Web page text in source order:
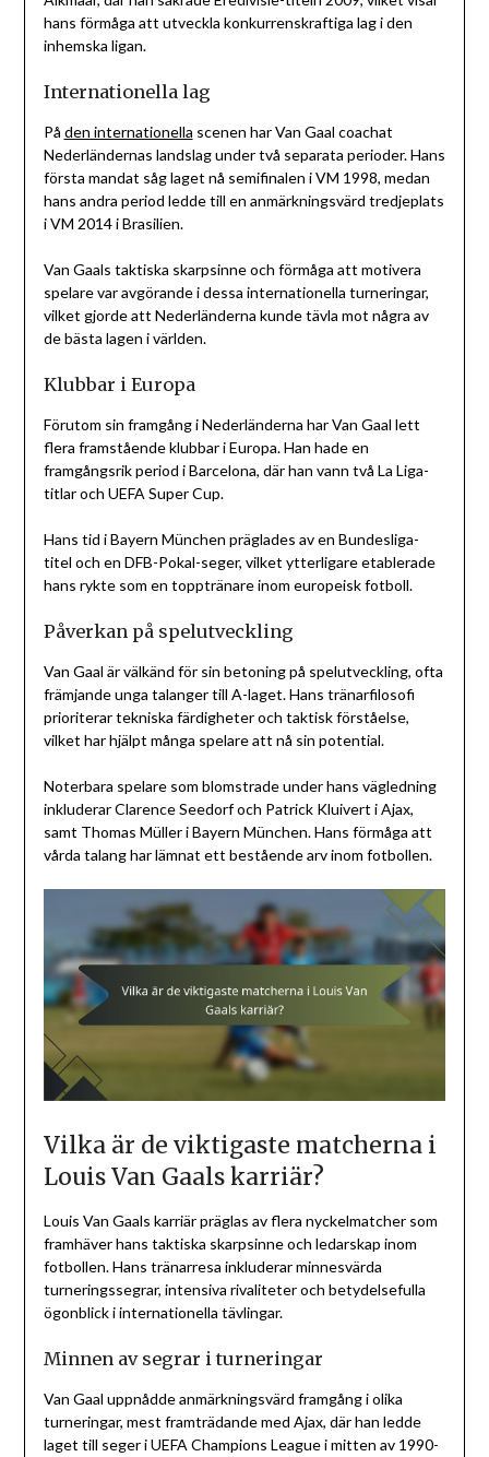
hans förmåga att utveckla konkurrenskraftiga lag i den
inhemska ligan.
Internationella lag
På den internationella scenen har Van Gaal coachat
Nederländernas landslag under två separata perioder. Hans
första mandat såg laget nå semifinalen i VM 1998, medan
hans andra period ledde till en anmärkningsvärd tredjeplats
i VM 2014 i Brasilien.
Van Gaals taktiska skarpsinne och förmåga att motivera
spelare var avgörande i dessa internationella turneringar,
vilket gjorde att Nederländerna kunde tävla mot några av
de bästa lagen i världen.
Klubbar i Europa
Förutom sin framgång i Nederländerna har Van Gaal lett
flera framstående klubbar i Europa. Han hade en
framgångsrik period i Barcelona, där han vann två La Liga-
titlar och UEFA Super Cup.
Hans tid i Bayern München präglades av en Bundesliga-
titel och en DFB-Pokal-seger, vilket ytterligare etablerade
hans rykte som en topptränare inom europeisk fotboll.
Påverkan på spelutveckling
Van Gaal är välkänd för sin betoning på spelutveckling, ofta
främjande unga talanger till A-laget. Hans tränarfilosofi
prioriterar tekniska färdigheter och taktisk förståelse,
vilket har hjälpt många spelare att nå sin potential.
Noterbara spelare som blomstrade under hans vägledning
inkluderar Clarence Seedorf och Patrick Kluivert i Ajax,
samt Thomas Müller i Bayern München. Hans förmåga att
vårda talang har lämnat ett bestående arv inom fotbollen.
Vilka är de viktigaste matcherna i
Louis Van Gaals karriär?
Louis Van Gaals karriär präglas av flera nyckelmatcher som
framhäver hans taktiska skarpsinne och ledarskap inom
fotbollen. Hans tränarresa inkluderar minnesvärda
turneringssegrar, intensiva rivaliteter och betydelsefulla
ögonblick i internationella tävlingar.
Minnen av segrar i turneringar
Van Gaal uppnådde anmärkningsvärd framgång i olika
turneringar, mest framträdande med Ajax, där han ledde
laget till seger i UEFA Champions League i mitten av 1990-